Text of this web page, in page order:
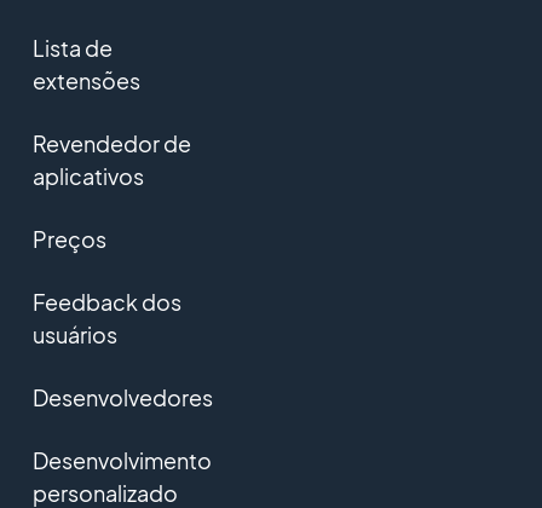
Lista de
extensões
Revendedor de
aplicativos
Preços
Feedback dos
usuários
Desenvolvedores
Desenvolvimento
personalizado